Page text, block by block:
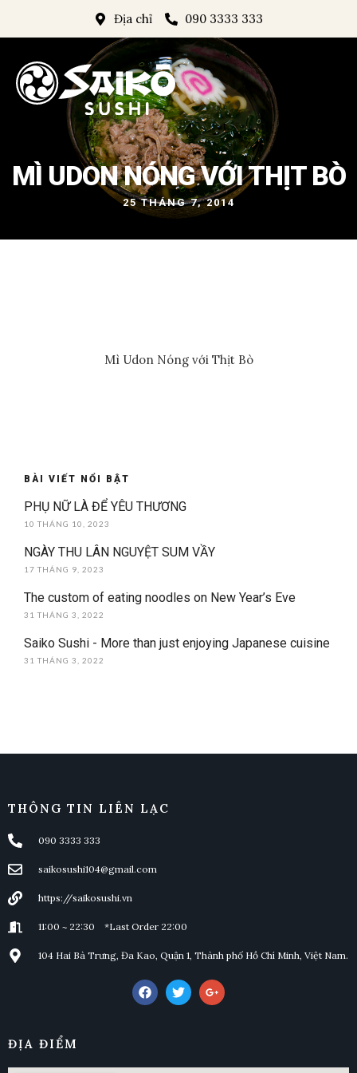
Địa chỉ 090 3333 333
MÌ UDON NÓNG VỚI THỊT BÒ
25 THÁNG 7, 2014
Mì Udon Nóng với Thịt Bò
BÀI VIẾT NỔI BẬT
PHỤ NỮ LÀ ĐỂ YÊU THƯƠNG
10 THÁNG 10, 2023
NGÀY THU LÂN NGUYỆT SUM VẦY
17 THÁNG 9, 2023
The custom of eating noodles on New Year’s Eve
31 THÁNG 3, 2022
Saiko Sushi - More than just enjoying Japanese cuisine
31 THÁNG 3, 2022
THÔNG TIN LIÊN LẠC
090 3333 333
saikosushi104@gmail.com
https://saikosushi.vn
11:00 ~ 22:30 *Last Order 22:00
104 Hai Bà Trưng, Đa Kao, Quận 1, Thành phố Hồ Chí Minh, Việt Nam.
ĐỊA ĐIỂM